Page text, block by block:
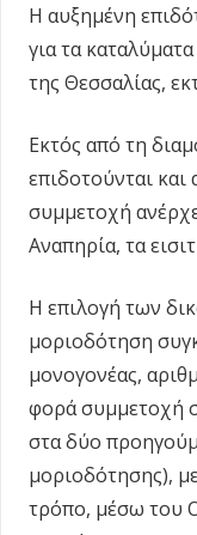
Η αυξημένη
για τα
της Θεσσαλίας,
Εκτός από τη
επιδοτούνται και
συμμετοχή
Αναπηρία, τα
Η επιλογή των
μοριοδότηση
μονογονέας,
φορά συμμετοχή
στα δύο
μοριοδότησης),
τρόπο, μέσω του